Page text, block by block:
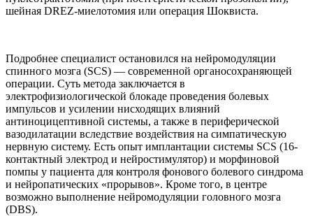
шейная DREZ-миелотомия или операция Шоквиста.
Подробнее специалист остановился на нейромодуляции
спинного мозга (SCS) — современной органосохраняющей
операции. Суть метода заключается в
электрофизиологической блокаде проведения болевых
импульсов и усилении нисходящих влияний
антиноцицептивной системы, а также в периферической
вазодилатации вследствие воздействия на симпатическую
нервную систему. Есть опыт имплантации системы SCS (16-
контактный электрод и нейростимулятор) и морфиновой
помпы у пациента для контроля фонового болевого синдрома
и нейропатических «прорывов». Кроме того, в центре
возможно выполнение нейромодуляции головного мозга
(DBS).